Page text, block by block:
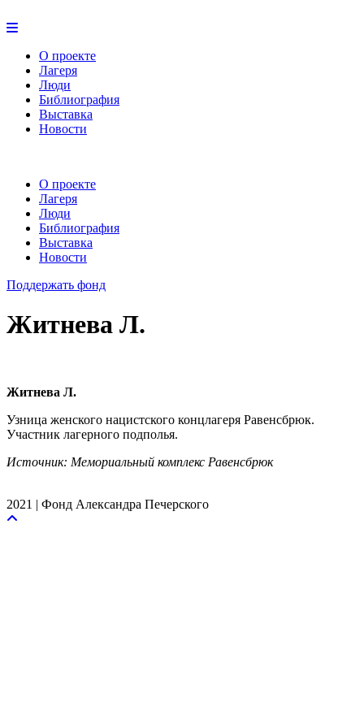
О проекте
Лагеря
Люди
Библиография
Выставка
Новости
О проекте
Лагеря
Люди
Библиография
Выставка
Новости
Поддержать фонд
Житнева Л.
Житнева Л.
Узница женского нацистского концлагеря Равенсбрюк.
Участник лагерного подполья.
Источник: Мемориальный комплекс Равенсбрюк
2021 | Фонд Александра Печерского